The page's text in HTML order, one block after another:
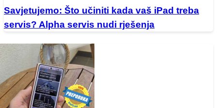
Savjetujemo: Što učiniti kada vaš iPad treba
servis? Alpha servis nudi rješenja